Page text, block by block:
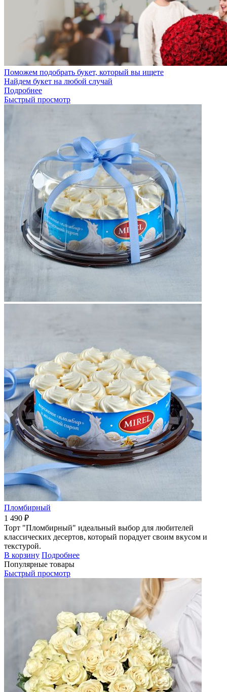
Поможем подобрать букет, который вы ищете
Найдем букет на любой случай
Подробнее
Быстрый просмотр
Пломбирный
1 490 ₽
Торт "Пломбирный" идеальный выбор для любителей
классических десертов, который порадует своим вкусом и
текстурой.
В корзину Подробнее
Популярные товары
Быстрый просмотр